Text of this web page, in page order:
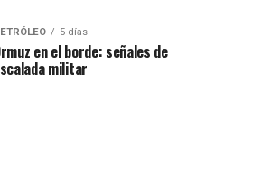
5 días
en el borde: señales de
militar